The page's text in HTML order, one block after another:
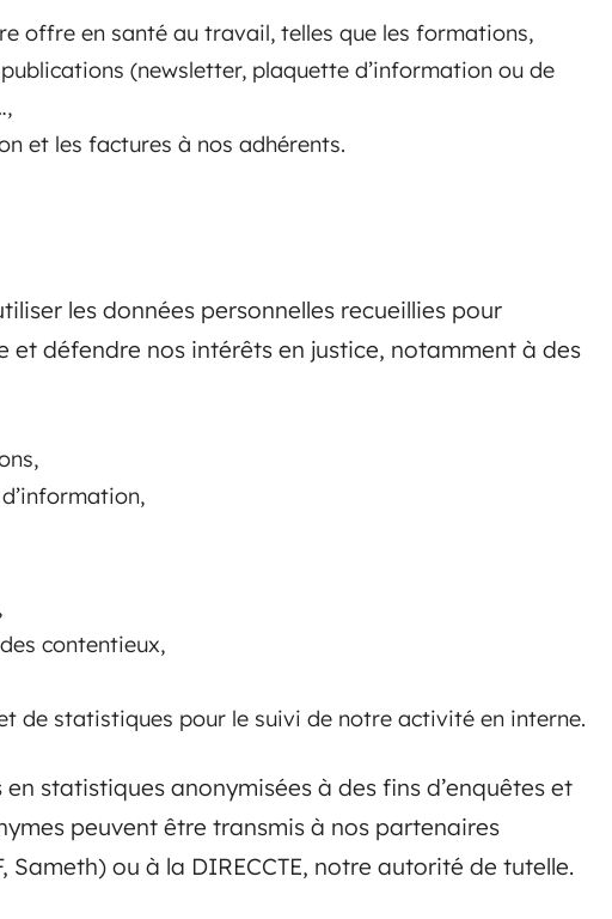
offre en santé au travail, telles que les formations,
(newsletter, plaquette d’information ou de
et les factures à nos adhérents.
les données personnelles recueillies pour
défendre nos intérêts en justice, notamment à des
contentieux,
de statistiques pour le suivi de notre activité en interne.
statistiques anonymisées à des fins d’enquêtes et
peuvent être transmis à nos partenaires
Sameth) ou à la DIRECCTE, notre autorité de tutelle.